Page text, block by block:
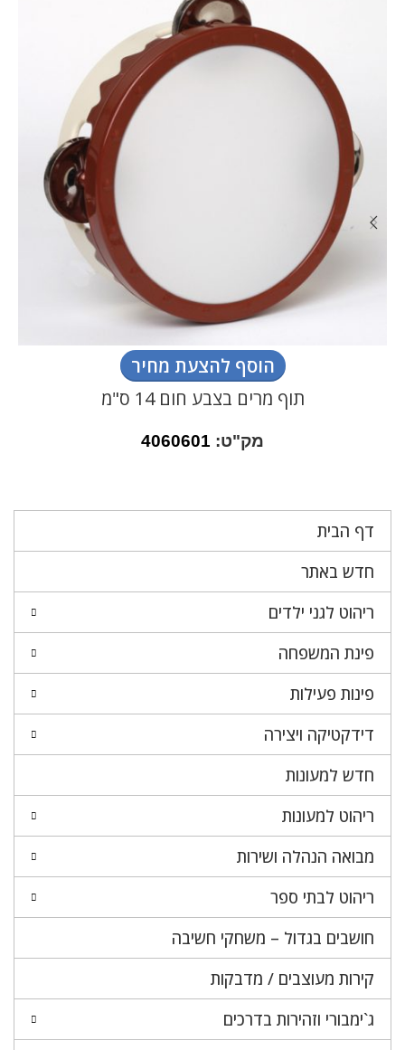
דף הבית
חדש באתר
ריהוט לגני ילדים
פינת המשפחה
פינות פעילות
דידקטיקה ויצירה
חדש למעונות
ריהוט למעונות
מבואה הנהלה ושירות
ריהוט לבתי ספר
חושבים בגדול – משחקי חשיבה
קירות מעוצבים / מדבקות
ג`ימבורי וזהירות בדרכים
הוסף להצעת מחיר
תוף מרים בצבע חום 14 ס"מ
מק"ט: 4060601